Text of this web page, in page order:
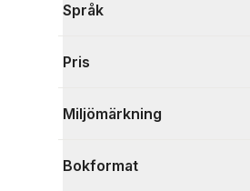
Visa fler
Språk
Pris
Miljömärkning
Bokformat